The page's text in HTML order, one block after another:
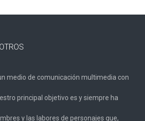
medio de comunicación multimedia con
principal objetivo es y siempre ha
y las labores de personajes que,